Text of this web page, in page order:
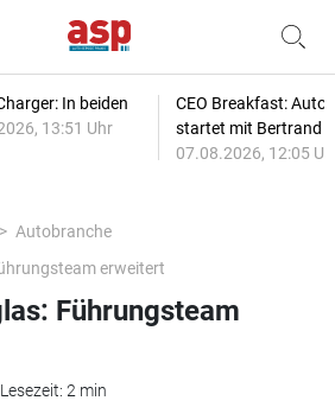
In beiden
13:51 Uhr
CEO Breakfast:
startet mit Bertrand
07.08.2026, 12:05
Autobranche
erweitert
Führungsteam
2 min